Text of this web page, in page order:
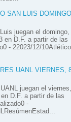
SAN LUIS
juegan el domingo,
en D.F. a partir de las
- 22023/12/10Atlético
UANL VIERNES,
juegan el viernes,
D.F. a partir de las
-